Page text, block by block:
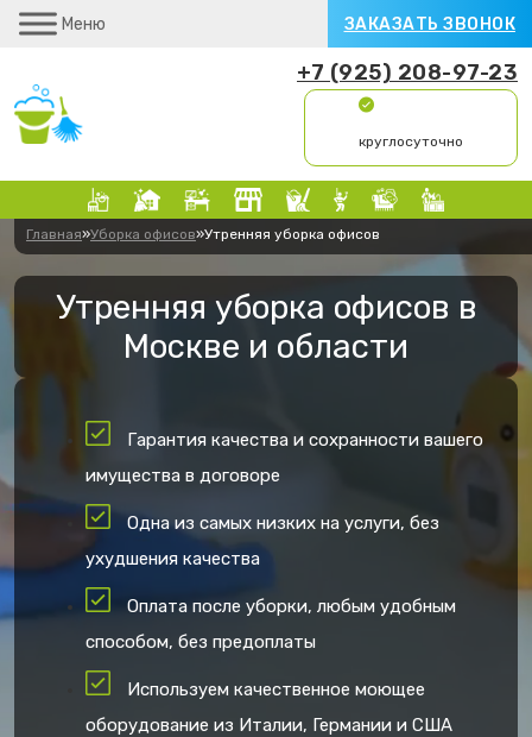
Меню ЗАКАЗАТЬ ЗВОНОК
+7 (925) 208-97-23
круглосуточно
Главная»Уборка офисов»Утренняя уборка офисов
Утренняя уборка офисов в
Москве и области
Гарантия качества и сохранности вашего
имущества в договоре
Одна из самых низких на услуги, без
ухудшения качества
Оплата после уборки, любым удобным
способом, без предоплаты
Используем качественное моющее
оборудование из Италии, Германии и США